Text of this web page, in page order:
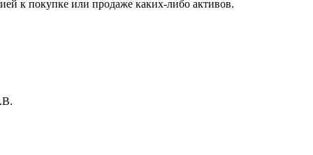
к покупке или продаже каких-либо активов.